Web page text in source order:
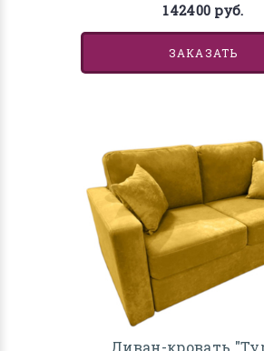
142400 руб.
ЗАКАЗАТЬ
Диван-кровать